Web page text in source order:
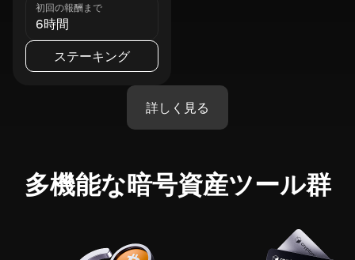
初回の報酬まで
6時間
ステーキング
詳しく見る
多機能な暗号資産ツール群